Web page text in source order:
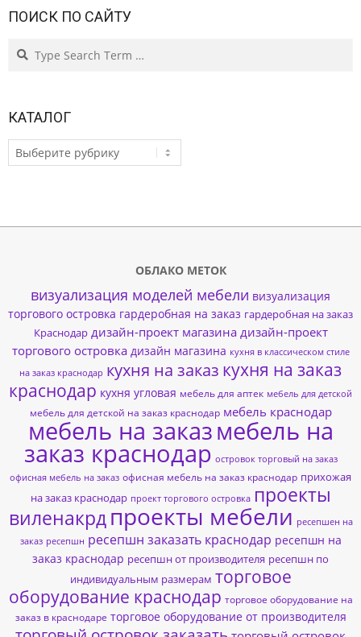
ПОИСК ПО САЙТУ
Search
КАТАЛОГ
КАТАЛОГ
ОБЛАКО МЕТОК
визуализация моделей мебели визуализация
торгового островка гардеробная на заказ гардеробная на заказ
Краснодар дизайн-проект магазина дизайн-проект
торгового островка дизайн магазина кухня в классическом стиле
на заказ краснодар кухня на заказ кухня на заказ
краснодар кухня угловая мебель для аптек мебель для детской
мебель для детской на заказ краснодар мебель краснодар
мебель на заказмебель на
заказ краснодар островок торговый на заказ
офисная мебель на заказ офисная мебель на заказ краснодар прихожая
на заказ краснодар проект торгового островка проекты
виленакрд проекты мебели ресепшен на
заказ ресепшн ресепшн заказать краснодар ресепшн на
заказ краснодар ресепшн от производителя ресепшн по
индивидуальным размерам торговое
оборудование краснодар торговое оборудование на
заказ в краснодаре торговое оборудование от производителя